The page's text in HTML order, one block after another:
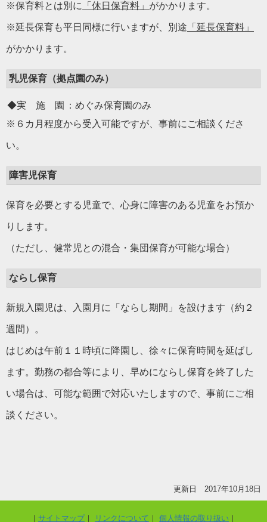
※保育料とは別に 「休日保育料」 がかかります。
※延長保育も平日同様に行いますが、別途 「延長保育料」
がかかります。
乳児保育（拠点園のみ）
◆実 施 園
：めぐみ保育園のみ
※６カ月程度から受入可能ですが、事前にご相談くださ
い。
障害児保育
保育を必要とする児童で、心身に障害のある児童をお預か
りします。
（ただし、健常児との混合・集団保育が可能な場合）
ならし保育
新規入園児は、入園月に「ならし期間」を設けます（約２
週間）。
はじめは午前１１時頃に降園し、徐々に保育時間を延ばし
ます。勤務の都合等により、早めにならし保育を終了した
い場合は、可能な範囲で対応いたしますので、事前にご相
談ください。
更新日 2017年10月18日
サイトマップ リンクについて 個人情報の取り扱い